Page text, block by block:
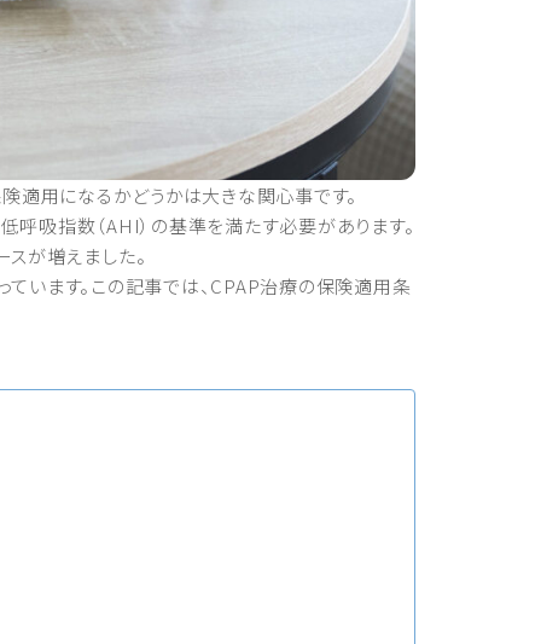
適用になるかどうかは大きな関心事です。
吸指数（AHI）の基準を満たす必要があります。
が増えました。
います。この記事では、CPAP治療の保険適用条